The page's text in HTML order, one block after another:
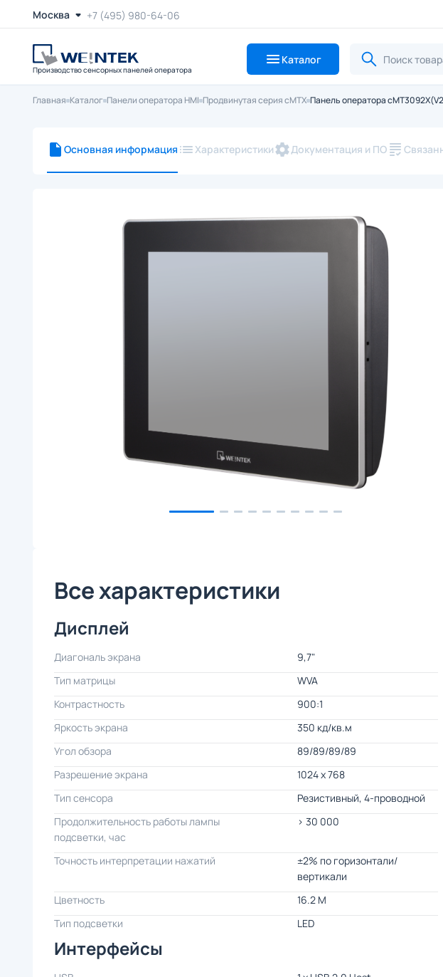
Москва +7 (495) 980-64-06
Производство сенсорных панелей оператора
Каталог
Главная Каталог Панели оператора HMI Продвинутая серия cMTX Панель оператора
Основная информация Характеристики Документация и ПО
Все характеристики
Дисплей
Диагональ экрана
9,7"
Тип матрицы
WVA
Контрастность
900:1
Яркость экрана
350 кд/кв.м
Угол обзора
89/89/89/89
Разрешение экрана
1024 x 768
Тип сенсора
Резистивный, 4-проводной
Продолжительность работы лампы
подсветки, час
> 30 000
Точность интерпретации нажатий
±2% по горизонтали/
вертикали
Цветность
16.2 M
Тип подсветки
LED
Интерфейсы